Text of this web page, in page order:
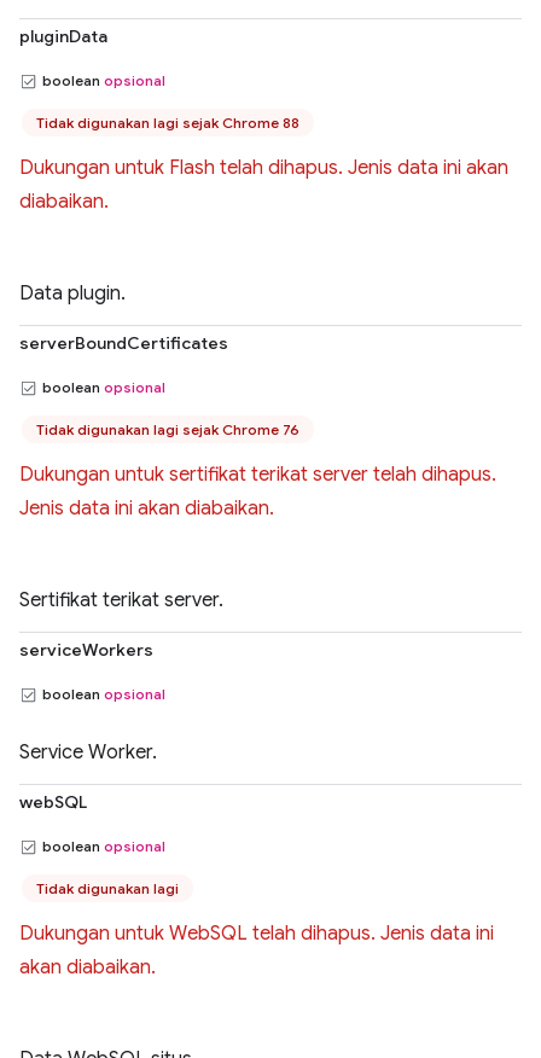
pluginData
boolean opsional
Tidak digunakan lagi sejak Chrome 88
Dukungan untuk Flash telah dihapus. Jenis data ini akan
diabaikan.
Data plugin.
serverBoundCertificates
boolean opsional
Tidak digunakan lagi sejak Chrome 76
Dukungan untuk sertifikat terikat server telah dihapus.
Jenis data ini akan diabaikan.
Sertifikat terikat server.
serviceWorkers
boolean opsional
Service Worker.
webSQL
boolean opsional
Tidak digunakan lagi
Dukungan untuk WebSQL telah dihapus. Jenis data ini
akan diabaikan.